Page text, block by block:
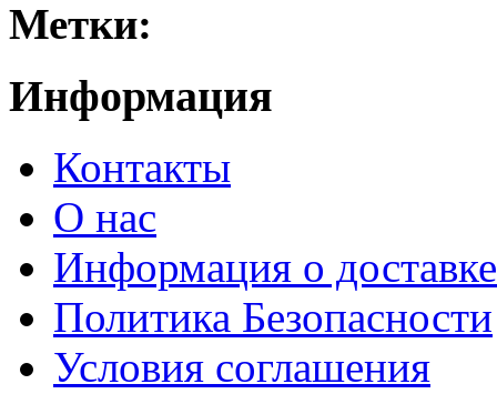
Метки:
Информация
Контакты
О нас
Информация о доставке
Политика Безопасности
Условия соглашения